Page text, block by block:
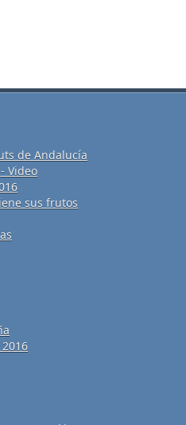
de Andalucía
Video
sus frutos